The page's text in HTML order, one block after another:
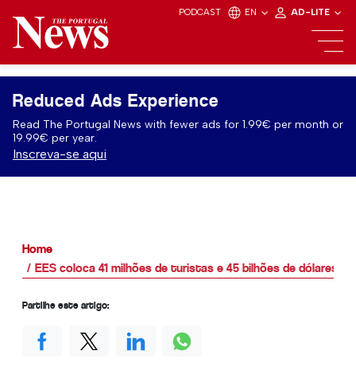
PODCAST EN AD-LITE
Reduced Ads Experience
Read The Portugal News with fewer ads for 1.99€ per month or
19.99€ per year.
Inscreva-se aqui
Home
EES coloca 41 milhões de turistas e 45 bilhões de dólares
Partilhe este artigo: